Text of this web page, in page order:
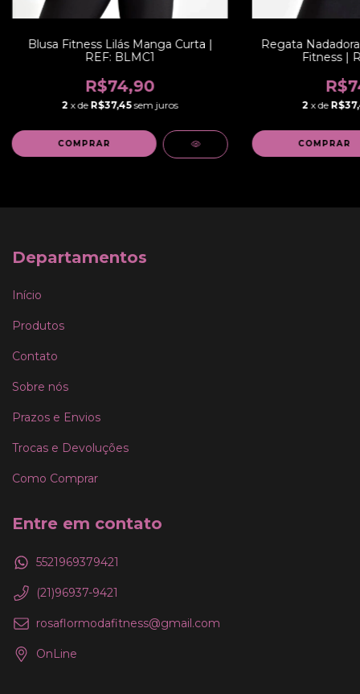
Blusa Fitness Lilás Manga Curta |
REF: BLMC1
R$74,90
2 x de R$37,45 sem juros
COMPRAR
Regata
Fitness |
2 x de
COMPRAR
Departamentos
Início
Produtos
Contato
Sobre nós
Prazos e Envios
Trocas e Devoluções
Como Comprar
Entre em contato
5521969379421
(21)96937-9421
rosaflormodafitness@gmail.com
OnLine